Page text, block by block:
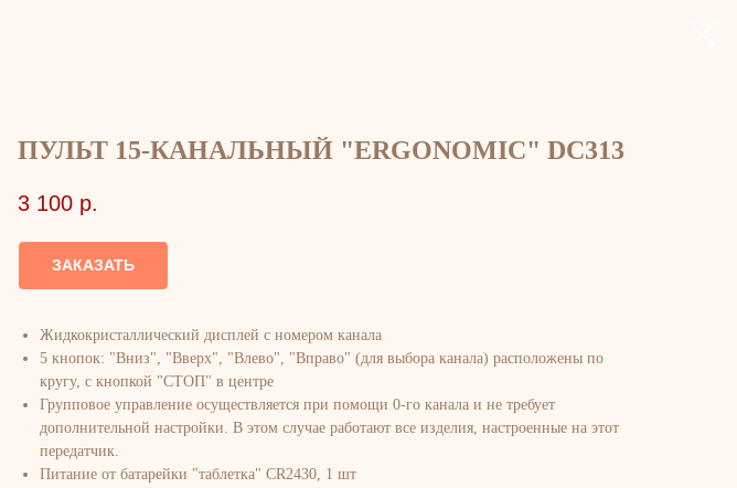
ПУЛЬТ 15-КАНАЛЬНЫЙ "ERGONOMIC" DC313
3 100 р.
ЗАКАЗАТЬ
Жидкокристаллический дисплей с номером канала
5 кнопок: "Вниз", "Вверх", "Влево", "Вправо" (для выбора канала) расположены по
кругу, с кнопкой "СТОП" в центре
Групповое управление осуществляется при помощи 0-го канала и не требует
дополнительной настройки. В этом случае работают все изделия, настроенные на этот
передатчик.
Питание от батарейки "таблетка" CR2430, 1 шт